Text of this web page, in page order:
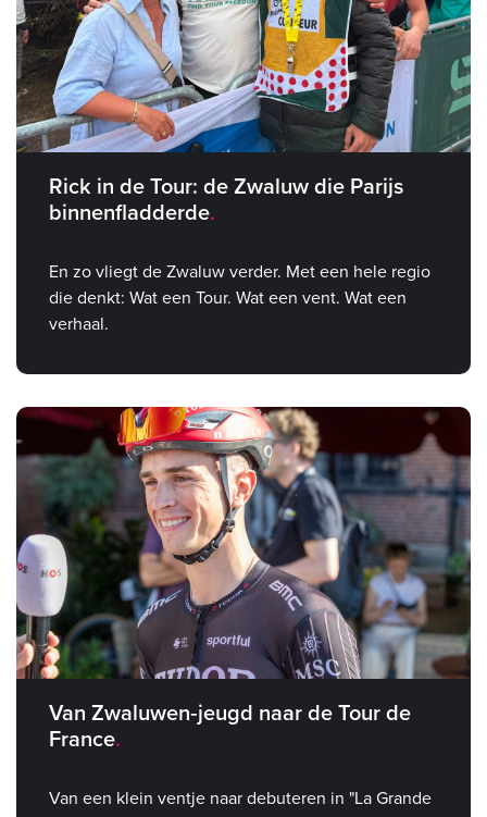
Rick in de Tour: de Zwaluw die Parijs
binnenfladderde
En zo vliegt de Zwaluw verder. Met een hele regio
die denkt: Wat een Tour. Wat een vent. Wat een
verhaal.
Van Zwaluwen‑jeugd naar de Tour de
France
Van een klein ventje naar debuteren in "La Grande